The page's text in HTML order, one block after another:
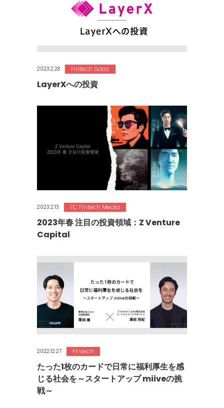
2023.2.28 Fintech Saas
LayerXへの投資
2023.2.13 EC Fintech Media
2023年春 注目の投資領域：Z Venture
Capital
2022.12.27 Fintech
たった1枚のカードで日常に福利厚生を感
じる社会を～スタートアップ miiveの挑
戦～